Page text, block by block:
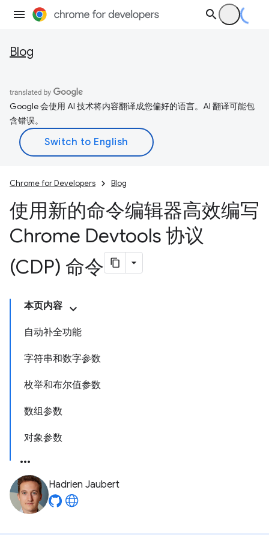
Blog
Google 会使用 AI 技术将内容翻译成您偏好的语言。AI 翻译可能包
含错误。
Chrome for Developers Blog
使用新的命令编辑器高效编写
Chrome Devtools 协议
(CDP) 命令
本页内容
自动补全功能
字符串和数字参数
枚举和布尔值参数
数组参数
对象参数
Hadrien Jaubert